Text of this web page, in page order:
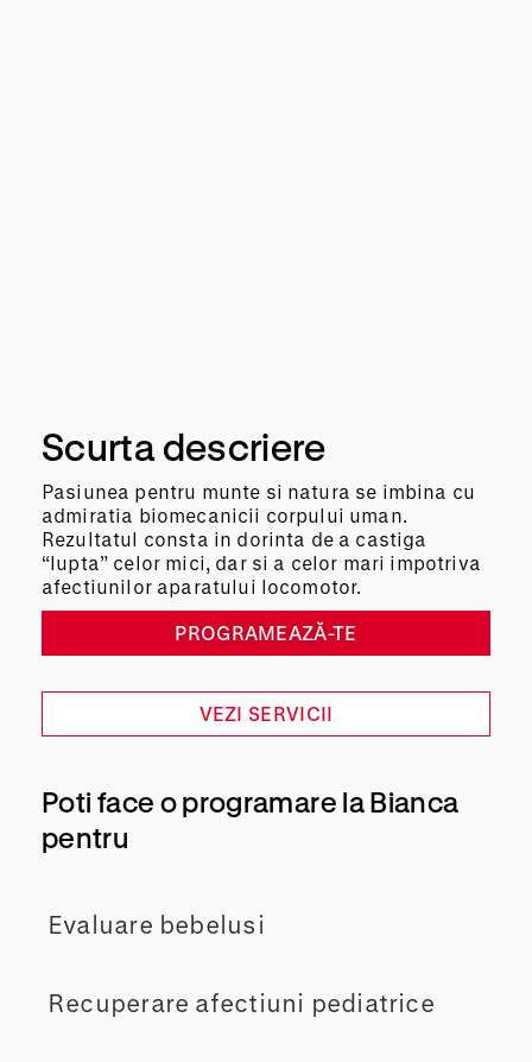
Scurta descriere
Pasiunea pentru munte si natura se imbina cu
admiratia biomecanicii corpului uman.
Rezultatul consta in dorinta de a castiga
“lupta” celor mici, dar si a celor mari impotriva
afectiunilor aparatului locomotor.
PROGRAMEAZĂ-TE
VEZI SERVICII
Poti face o programare la Bianca
pentru
Evaluare bebelusi
Recuperare afectiuni pediatrice